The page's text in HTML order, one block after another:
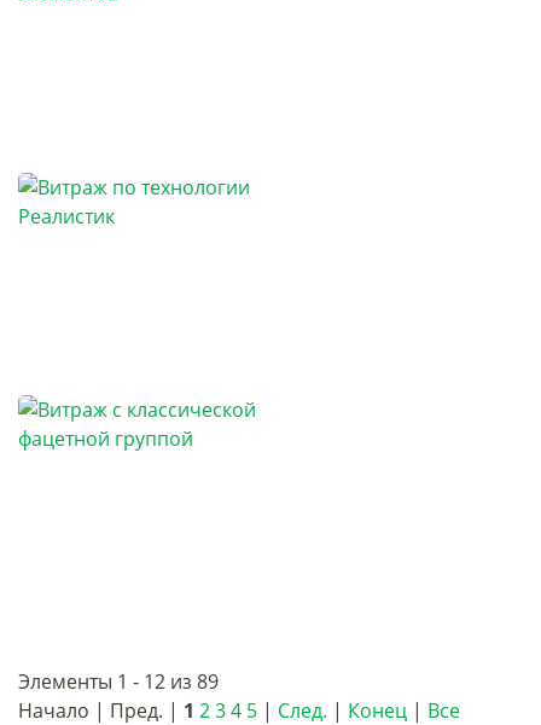
Элементы 1 - 12 из 89
Начало | Пред. | 1 234 5 | След. | Конец | Все